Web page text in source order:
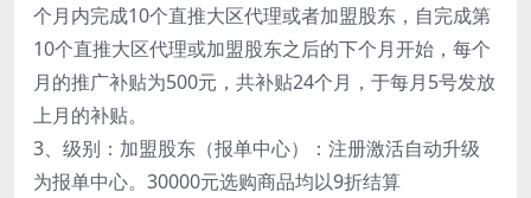
个月内完成10个直推大区代理或者加盟股东，自完成第
10个直推大区代理或加盟股东之后的下个月开始，每个
月的推广补贴为500元，共补贴24个月，于每月5号发放
上月的补贴。
3、级别：加盟股东（报单中心）：注册激活自动升级
为报单中心。30000元选购商品均以9折结算